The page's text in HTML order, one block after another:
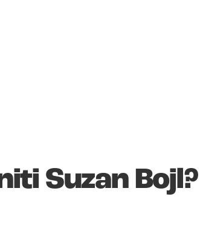
Suzan Bojl?